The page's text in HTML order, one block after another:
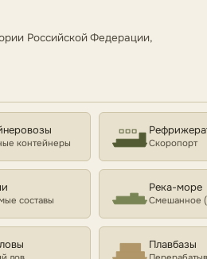
Российской Федерации,
контейнеры Скоропорт
составы
Река-море
Смешанное
Плавбазы